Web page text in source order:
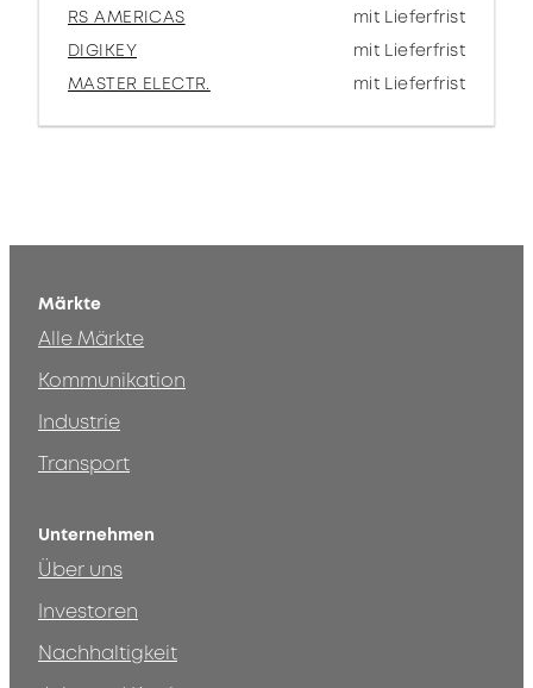
RS AMERICAS
mit Lieferfrist
DIGIKEY
mit Lieferfrist
MASTER ELECTR.
mit Lieferfrist
Märkte
Alle Märkte
Kommunikation
Industrie
Transport
Unternehmen
Über uns
Investoren
Nachhaltigkeit